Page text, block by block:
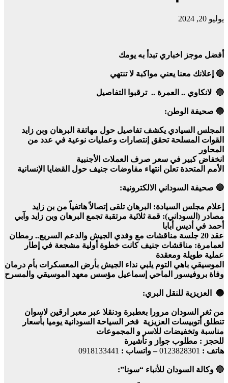
يوليو 20, 2024
أفضل موجز اخباري تبدأ به يومك
🔵 إعلانك معنا يعني مواكبة لا تنتهي
🔵 لانكاوي .. العمرة .. ترقبوا التفاصيل
🔵 صحيفة الوطن:
المجلس السيادي يكشف تفاصيل حول مهاتفة البرهان وبن زايد
القوات المسلحة تحقق إنتصارات وعمليات نوعية في عدد من
المحاور
انخفاض كبير في سعر صرف العملات الأجنبية
الأمم المتحدة تعلن انتهاء مفاوضات جنيف حول القضايا الإنسانية
🔵 صحيفة السوداني الالكترونية:
إعلام مجلس السيادة: البرهان تلقى إتصالاً هاتفياً من بن زايد
مصادر (السوداني): قمة ثلاثية مرتقبة تجمع البرهان وبن زايد وآبي
أحمد في أديس أبابا
عقد 20 جلسة مناقشات مع وفدي الجيش والدعم السريع.. رمطان
لعمامرة: مناقشات جنيف كانت خطوة أولية مشجعة في إطار
عملية طويلة ومعقدة
الموسيقي باهي التوم يلبي نداء الجيش بأرض المعسكرات بأم درمان
وفاة بروفيسور الماحي إسماعيل مؤسس معهد الموسيقي والمسرح
🔵 العزيزية للنقل البري:
من ثغر السودان مرورا بعطبرة ودنقلا عبر معبر ارقين لاسوان
تنطلق أتوبيسات العزيزية فخر السياحة السودانية يوميا بأسعار
مناسبة وتخفيضات للاسر و المجموعات
للحجز : مطلوب جواز و تأشيرة
هاتف : 0123828301– واتساب : 0918133441
🔵 وكالة السودان للأنباء “سونا”: